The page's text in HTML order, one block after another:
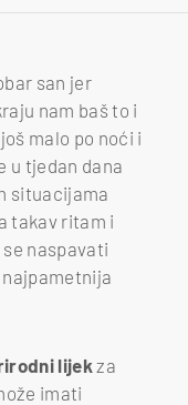
san jer
nam baš to i
malo po noći i
u tjedan dana
situacijama
takav ritam i
naspavati
lijekza
imati